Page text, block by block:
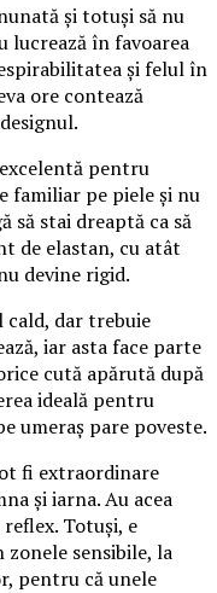
și totuși să nu
lucrează în favoarea
și felul în
ore contează
pentru
familiar pe piele și nu
să stai dreaptă ca să
de elastan, cu atât
devine rigid.
cald, dar trebuie
iar asta face parte
cută apărută după
ideală pentru
umeraș pare poveste.
fi extraordinare
și iarna. Au acea
Totuși, e
sensibile, la
pentru că unele